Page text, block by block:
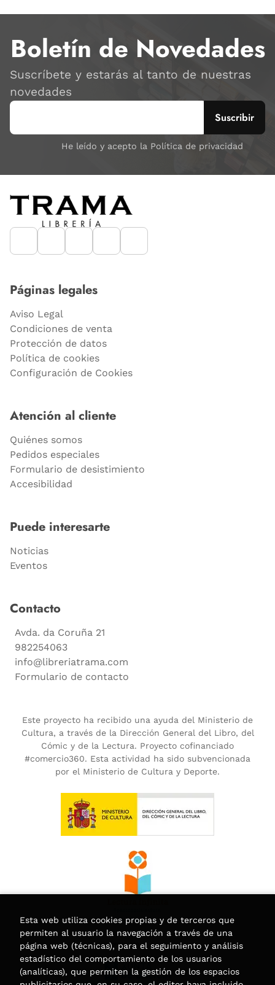
Boletín de Novedades
Suscríbete y estarás al tanto de nuestras
novedades
He leído y acepto la Política de privacidad
Páginas legales
Aviso Legal
Condiciones de venta
Protección de datos
Política de cookies
Configuración de Cookies
Atención al cliente
Quiénes somos
Pedidos especiales
Formulario de desistimiento
Accesibilidad
Puede interesarte
Noticias
Eventos
Contacto
Avda. da Coruña 21
982254063
info@libreriatrama.com
Formulario de contacto
Este proyecto ha recibido una ayuda del Ministerio de
Cultura, a través de la Dirección General del Libro, del
Cómic y de la Lectura. Proyecto cofinanciado
#comercio360. Esta actividad ha sido subvencionada
por el Ministerio de Cultura y Deporte.
Esta web utiliza cookies propias y de terceros que
permiten al usuario la navegación a través de una
página web (técnicas), para el seguimiento y análisis
estadístico del comportamiento de los usuarios
(analíticas), que permiten la gestión de los espacios